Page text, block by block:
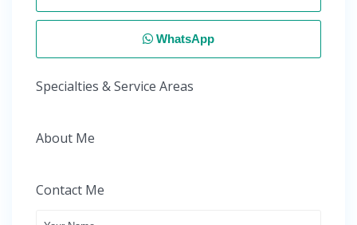
WhatsApp
Specialties & Service Areas
About Me
Contact Me